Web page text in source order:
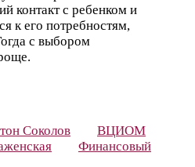
контакт с ребенком и
к его потребностям,
с выбором
Соколов
ВЦИОМ
Финансовый